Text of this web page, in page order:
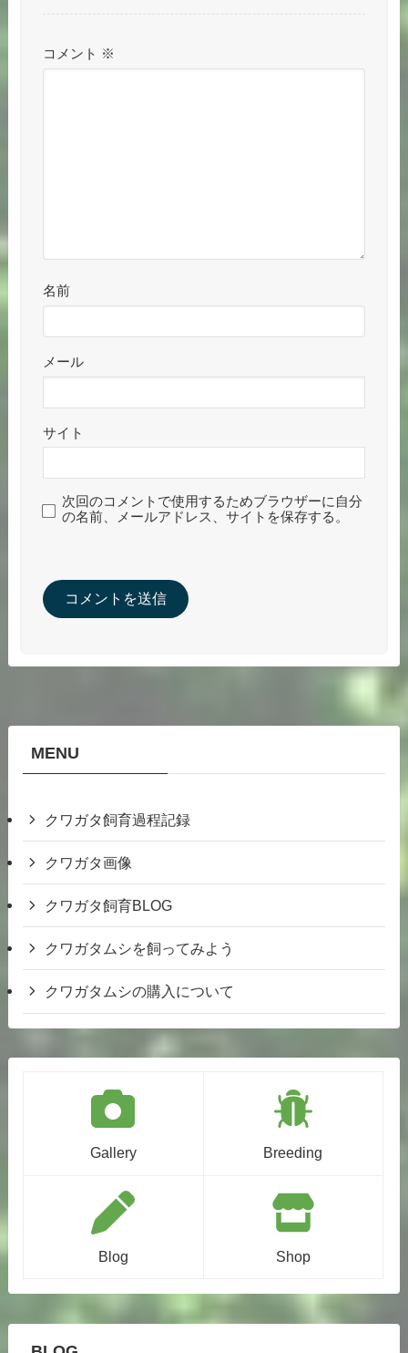
コメント ※
名前
メール
サイト
次回のコメントで使用するためブラウザーに自分
の名前、メールアドレス、サイトを保存する。
MENU
クワガタ飼育過程記録
クワガタ画像
クワガタ飼育BLOG
クワガタムシを飼ってみよう
クワガタムシの購入について
Gallery Breeding
Blog Shop